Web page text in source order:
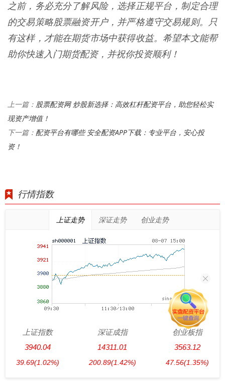
之前，务必充分了解风险，选择正规平台，制定合理
的交易策略股票融资开户，并严格遵守交易规则。只
有这样，才能在期货市场中获得收益。希望本文能帮
助你快速入门期货配资，并祝你投资顺利！
上一篇： 股票配资网 炒股新选择：高效杠杆配资平台，助您轻松实
现资产增值！
下一篇： 配资平台有哪些 安全配资APP下载：专业平台，安心投
资！
行情指数
上证走势 深证走势 创业走势
上证指数
3940.04
39.69(1.02%)
深证成指
14311.01
200.89(1.42%)
创业板指
3563.12
47.56(1.35%)